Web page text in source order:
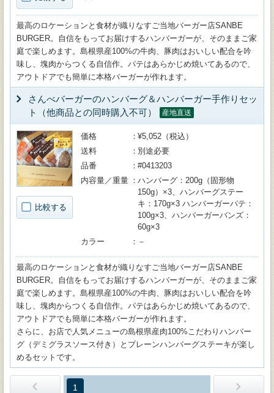
最高のロケーションと食材が織りなすご当地バーガー店SANBE
BURGER。自信をもってお届けするハンバーガーが、そのままご家
庭で楽しめます。島根県産100%の牛肉、豚肉はおいしい配合を吟
味し、塊肉からつくる自信作。パテはあらかじめ焼いてあるので、
アウトドアでも簡単に本格バーガーが作れます。
さんべバーガーのハンバーグ＆ハンバーガー手作りセッ
ト（他商品との同時購入不可）
産地直送
比較する
価格
¥5,052（税込）
送料
別途必要
品番
#0413203
内容量／重量
ハンバーグ：200g（固形物
150g）×3、ハンバーグステー
キ：170g×3 ハンバーガーパテ：
100g×3、ハンバーガーバンズ：
60g×3
カラー
－
最高のロケーションと食材が織りなすご当地バーガー店SANBE
BURGER。自信をもってお届けするハンバーガーが、そのままご家
庭で楽しめます。島根県産100%の牛肉、豚肉はおいしい配合を吟
味し、塊肉からつくる自信作。パテはあらかじめ焼いてあるので、
アウトドアでも簡単に本格バーガーが作れます。
さらに、お店で人気メニューの島根県産肉100%こだわりハンバー
グ（デミグラスソース付き）とプレーンハンバーグステーキが楽し
めるセットです。
1